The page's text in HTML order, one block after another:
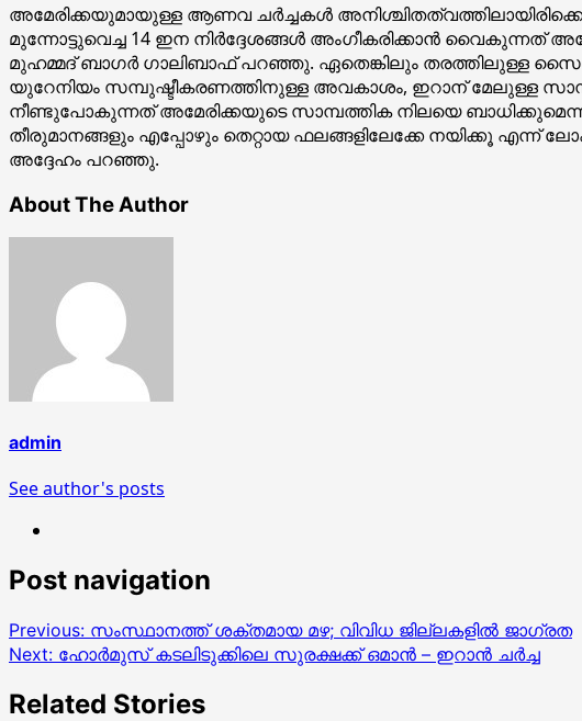
അമേരിക്കയുമായുള്ള ആണവ ചര്‍ച്ചകള്‍
മുന്നോട്ടുവെച്ച 14 ഇന നിര്‍ദ്ദേശങ്ങള്‍ അംഗീകരിക്കാന്‍ വൈകുന്നത്
മുഹമ്മദ് ബാഗര്‍ ഗാലിബാഫ് പറഞ്ഞു. ഏതെങ്കിലും തരത്തിലുള്ള
യുറേനിയം സമ്പുഷ്ടീകരണത്തിനുള്ള അവകാശം, ഇറാന് മേലുള്ള
നീണ്ടുപോകുന്നത് അമേരിക്കയുടെ സാമ്പത്തിക നിലയെ
തീരുമാനങ്ങളും എപ്പോഴും തെറ്റായ ഫലങ്ങളിലേക്കേ നയിക്കൂ എന്ന്
അദ്ദേഹം പറഞ്ഞു.
About The Author
admin
See author's posts
Post navigation
Previous: സംസ്ഥാനത്ത് ശക്തമായ മഴ; വിവിധ ജില്ലകളിൽ ജാഗ്രത
Next: ഹോർമുസ് കടലിടുക്കിലെ സുരക്ഷക്ക് ഒമാൻ – ഇറാൻ ചർച്ച
Related Stories